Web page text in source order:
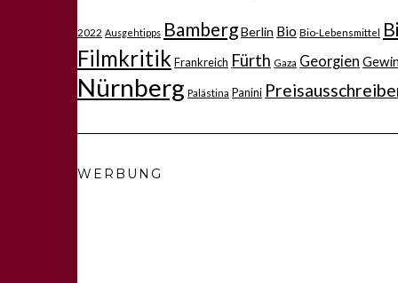
2022 Ausgehtipps BambergBerlin Bio Bio-Lebensmittel
Filmkritik Frankreich Fürth Gaza Georgien
Nürnberg Palästina Panini
WERBUNG